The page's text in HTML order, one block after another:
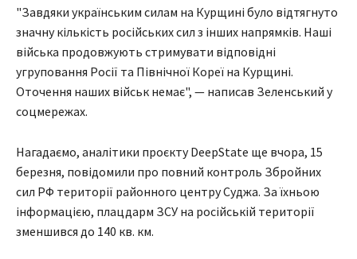
"Завдяки українським силам на Курщині було відтягнуто
значну кількість російських сил з інших напрямків. Наші
війська продовжують стримувати відповідні
угруповання Росії та Північної Кореї на Курщині.
Оточення наших військ немає", — написав Зеленський у
соцмережах.
Нагадаємо, аналітики проєкту DeepState ще вчора, 15
березня, повідомили про повний контроль Збройних
сил РФ території районного центру Суджа. За їхньою
інформацією, плацдарм ЗСУ на російській території
зменшився до 140 кв. км.